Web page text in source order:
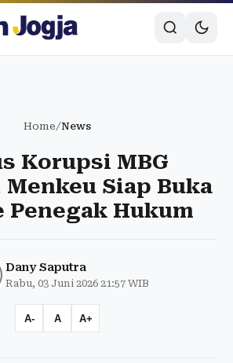
Home/News
Korupsi MBG
Siap Buka
Penegak Hukum
Dany Saputra
Rabu, 03 Juni 2026 21:57 WIB
A- A A+